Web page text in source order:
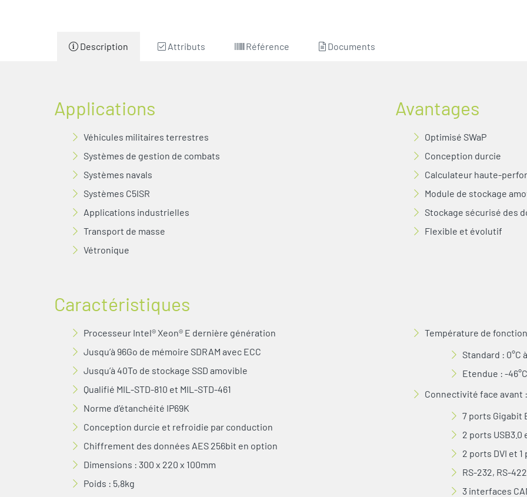
Description Attributs Référence Documents
Applications
Véhicules militaires terrestres
Systèmes de gestion de combats
Systèmes navals
Systèmes C5ISR
Applications industrielles
Transport de masse
Vétronique
Avantages
Optimisé SWaP
Conception durcie
Calculateur haute-
Module de stockage
Stockage sécurisé des
Flexible et évolutif
Caractéristiques
Processeur Intel® Xeon® E dernière génération
Jusqu’à 96Go de mémoire SDRAM avec ECC
Jusqu’à 40To de stockage SSD amovible
Qualifié MIL-STD-810 et MIL-STD-461
Norme d’étanchéité IP69K
Conception durcie et refroidie par conduction
Chiffrement des données AES 256bit en option
Dimensions : 300 x 220 x 100mm
Poids : 5,8kg
Température de
Standard : 0°C
Etendue : -46°C
Connectivité face avant :
7 ports Gigabit
2 ports USB3.0
2 ports DVI et 1
RS-232, RS-
3 interfaces